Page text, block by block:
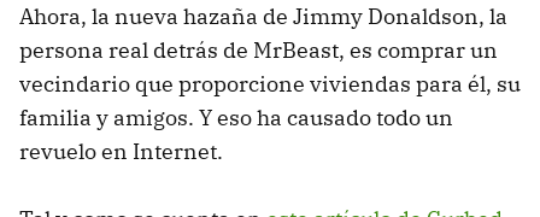
Ahora, la nueva hazaña de Jimmy Donaldson, la
persona real detrás de MrBeast, es comprar un
vecindario que proporcione viviendas para él, su
familia y amigos. Y eso ha causado todo un
revuelo en Internet.